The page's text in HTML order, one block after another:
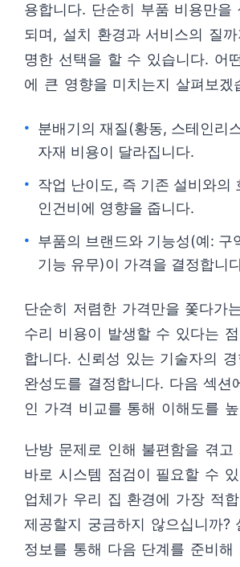
용합니다. 단순히 부품 비용만을
되며, 설치 환경과 서비스의 질
명한 선택을 할 수 있습니다. 어
에 큰 영향을 미치는지 살펴보겠
분배기의 재질(황동, 스테인리
자재 비용이 달라집니다.
작업 난이도, 즉 기존 설비와의
인건비에 영향을 줍니다.
부품의 브랜드와 기능성(예: 구
기능 유무)이 가격을 결정합니
단순히 저렴한 가격만을 쫓다가
수리 비용이 발생할 수 있다는
합니다. 신뢰성 있는 기술자의
완성도를 결정합니다. 다음 섹션
인 가격 비교를 통해 이해도를
난방 문제로 인해 불편함을 겪고
바로 시스템 점검이 필요할 수
업체가 우리 집 환경에 가장 적
제공할지 궁금하지 않으십니까?
정보를 통해 다음 단계를 준비해